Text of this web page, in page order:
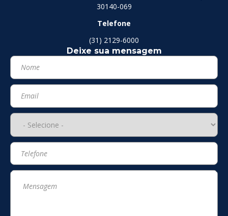
30140-069
Telefone
(31) 2129-6000
Deixe sua mensagem